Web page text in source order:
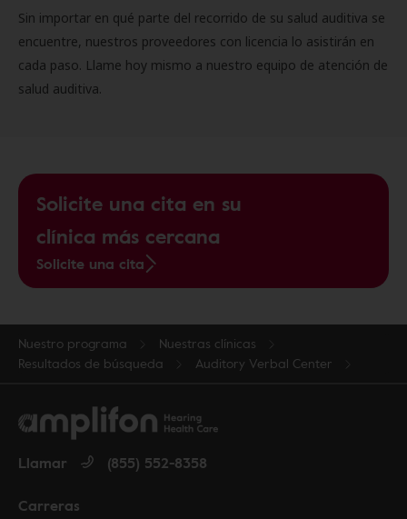
Sin importar en qué parte del recorrido de su salud auditiva se
encuentre, nuestros proveedores con licencia lo asistirán en
cada paso. Llame hoy mismo a nuestro equipo de atención de
salud auditiva.
Solicite una cita en su
clínica más cercana
Solicite una cita
Nuestro programa
Nuestras clínicas
Resultados de búsqueda
Auditory Verbal Center
Carreras
Llamar (855) 552-8358